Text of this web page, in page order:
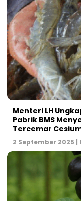
Menteri LH
Pabrik BMS
Tercemar
2 September 2025 |